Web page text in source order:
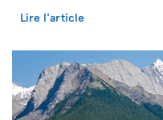
Lire l'article